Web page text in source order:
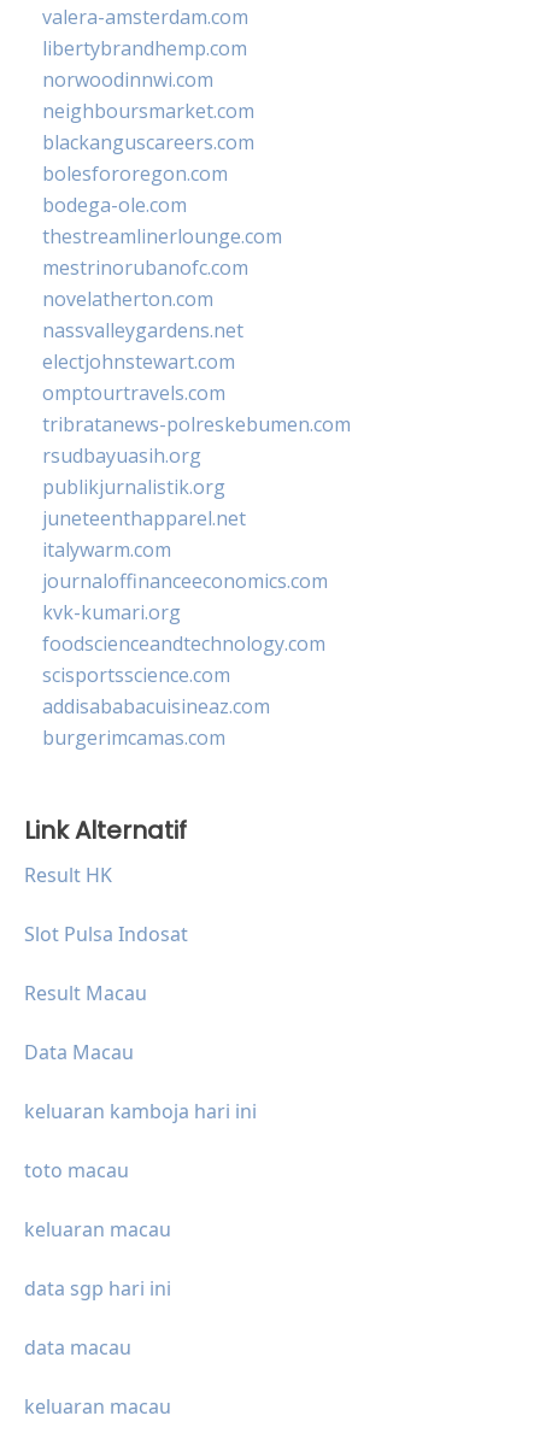
valera-amsterdam.com
libertybrandhemp.com
norwoodinnwi.com
neighboursmarket.com
blackanguscareers.com
bolesfororegon.com
bodega-ole.com
thestreamlinerlounge.com
mestrinorubanofc.com
novelatherton.com
nassvalleygardens.net
electjohnstewart.com
omptourtravels.com
tribratanews-polreskebumen.com
rsudbayuasih.org
publikjurnalistik.org
juneteenthapparel.net
italywarm.com
journaloffinanceeconomics.com
kvk-kumari.org
foodscienceandtechnology.com
scisportsscience.com
addisababacuisineaz.com
burgerimcamas.com
Link Alternatif
Result HK
Slot Pulsa Indosat
Result Macau
Data Macau
keluaran kamboja hari ini
toto macau
keluaran macau
data sgp hari ini
data macau
keluaran macau